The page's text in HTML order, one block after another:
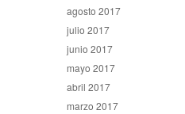
agosto 2017
julio 2017
junio 2017
mayo 2017
abril 2017
marzo 2017